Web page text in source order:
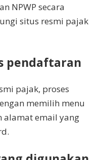
NPWP secara
situs resmi pajak
pendaftaran
pajak, proses
memilih menu
alamat email yang